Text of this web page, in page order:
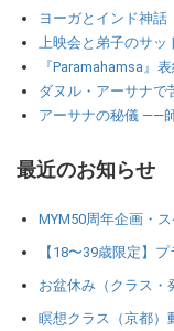
ヨーガとインド神話
上映会と弟子のサッ
『Paramahamsa』
ダヌル・アーサナで
アーサナの秘儀 ――
最近のお知らせ
MYM50周年企画・
【18〜39歳限定】
お盆休み（クラス・
瞑想クラス（京都）